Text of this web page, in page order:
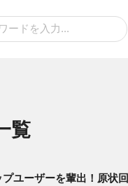
覧
ユーザーを輩出！原状回